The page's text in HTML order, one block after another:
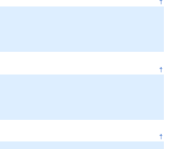
↑
↑